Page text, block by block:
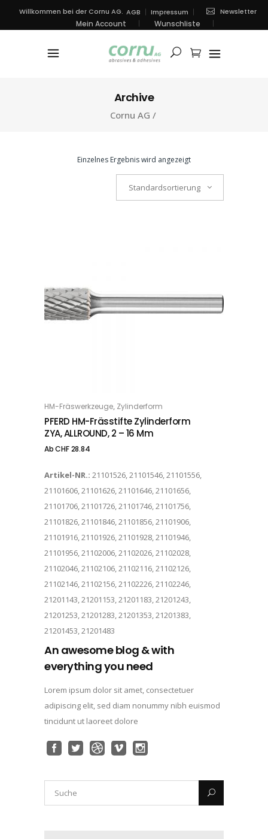
Willkommen bei der Cornu AG. AGB Impressum Newsletter
Mein Account Wunschliste
Archive
Cornu AG /
Einzelnes Ergebnis wird angezeigt
Standardsortierung
OPTIONS
HM-Fräswerkzeuge, Zylinderform
PFERD HM-Frässtifte Zylinderform
ZYA, ALLROUND, 2 – 16 Mm
AbCHF28.84
Artikel-NR.: 21101526, 21101546, 21101556,
21101606, 21101626, 21101646, 21101656,
21101706, 21101726, 21101746, 21101756,
21101826, 21101846, 21101856, 21101906,
21101916, 21101926, 21101928, 21101946,
21101956, 21102006, 21102026, 21102028,
21102046, 21102106, 21102116, 21102126,
21102146, 21102156, 21102226, 21102246,
21201143, 21201153, 21201183, 21201243,
21201253, 21201283, 21201353, 21201383,
21201453, 21201483
An awesome blog & with
everything you need
Lorem ipsum dolor sit amet, consectetuer
adipiscing elit, sed diam nonummy nibh euismod
tincidunt ut laoreet dolore